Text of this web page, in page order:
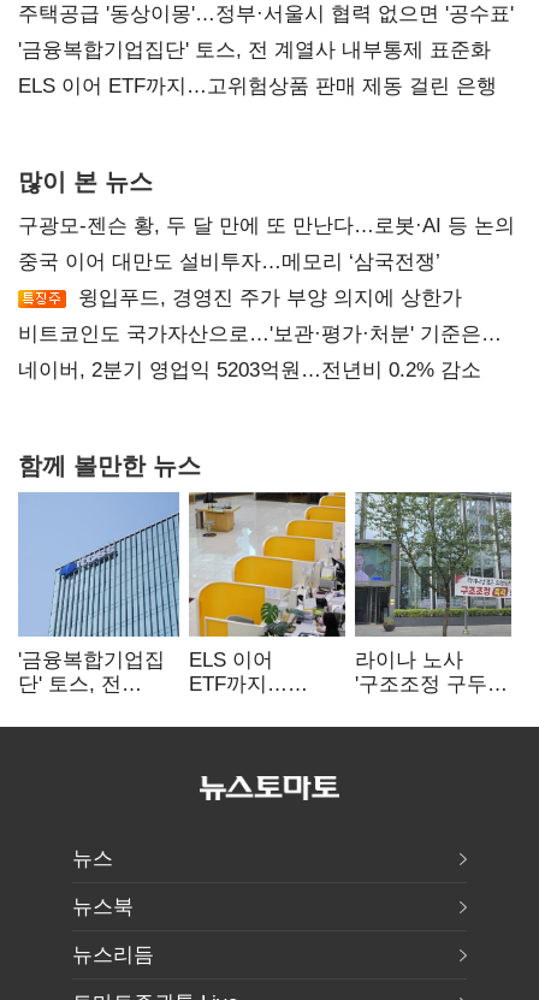
진실 밝혀야"
주택공급 '동상이몽'…정부·서울시 협력 없으면 '공수표'
'금융복합기업집단' 토스, 전 계열사 내부통제 표준화
ELS 이어 ETF까지…고위험상품 판매 제동 걸린 은행
많이 본 뉴스
구광모-젠슨 황, 두 달 만에 또 만난다…로봇·AI 등 논의
중국 이어 대만도 설비투자…메모리 ‘삼국전쟁’
윙입푸드, 경영진 주가 부양 의지에 상한가
비트코인도 국가자산으로…'보관·평가·처분' 기준은
숙제
네이버, 2분기 영업익 5203억원…전년비 0.2% 감소
함께 볼만한 뉴스
'금융복합기업집
단' 토스, 전
표준화
ELS 이어
ETF까지…
제동 걸린 은행
라이나 노사
'구조조정 구두
뉴스
뉴스북
뉴스리듬